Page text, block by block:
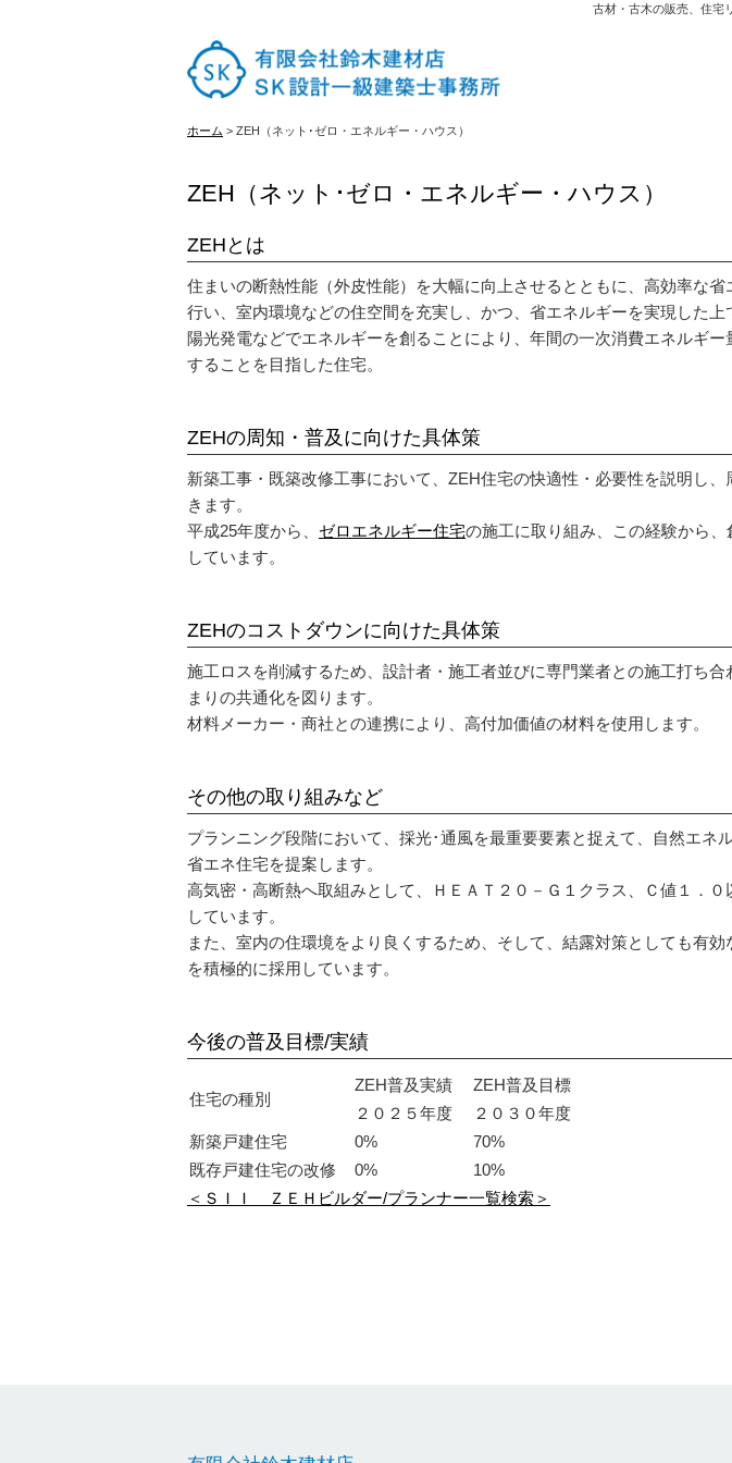
古材・古木の販売、住宅
ホーム > ZEH（ネット･ゼロ・エネルギー・ハウス）
ZEH（ネット･ゼロ・エネルギー・ハウス）
ZEHとは
住まいの断熱性能（外皮性能）を大幅に向上させるとともに、高効率な省
行い、室内環境などの住空間を充実し、かつ、省エネルギーを実現した上
陽光発電などでエネルギーを創ることにより、年間の一次消費エネルギー
することを目指した住宅。
ZEHの周知・普及に向けた具体策
新築工事・既築改修工事において、ZEH住宅の快適性・必要性を説明し、
きます。
平成25年度から、 ゼロエネルギー住宅の施工に取り組み、この経験から
しています。
ZEHのコストダウンに向けた具体策
施工ロスを削減するため、設計者・施工者並びに専門業者との施工打ち合
まりの共通化を図ります。
材料メーカー・商社との連携により、高付加価値の材料を使用します。
その他の取り組みなど
プランニング段階において、採光･通風を最重要要素と捉えて、自然エネ
省エネ住宅を提案します。
高気密・高断熱へ取組みとして、ＨＥＡＴ２０－Ｇ１クラス、Ｃ値１．
しています。
また、室内の住環境をより良くするため、そして、結露対策としても有効
を積極的に採用しています。
今後の普及目標/実績
住宅の種別
ZEH普及実績
ZEH普及目標
２０２５年度
２０３０年度
新築戸建住宅
0%
70%
既存戸建住宅の改修
0%
10%
＜ＳＩＩ ＺＥＨビルダー/プランナー一覧検索＞